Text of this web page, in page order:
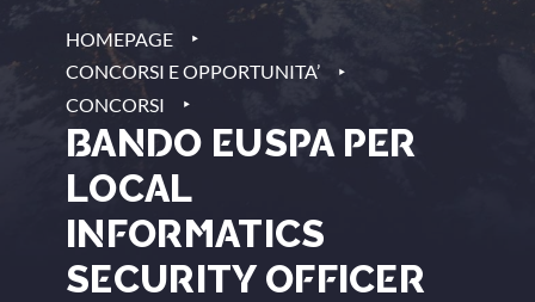
HOMEPAGE ‣
CONCORSI E OPPORTUNITA’ ‣
CONCORSI ‣
BANDO EUSPA PER
LOCAL
INFORMATICS
SECURITY OFFICER